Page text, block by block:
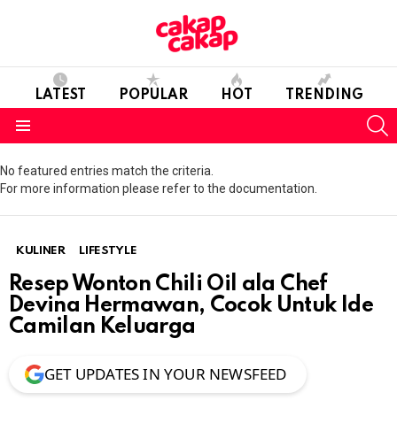
LATEST POPULAR HOT TRENDING
No featured entries match the criteria.
For more information please refer to the documentation.
KULINER LIFESTYLE
Resep Wonton Chili Oil ala Chef
Devina Hermawan, Cocok Untuk Ide
Camilan Keluarga
GET UPDATES IN YOUR NEWSFEED